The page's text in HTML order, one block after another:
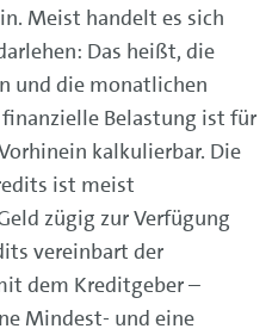
Meist handelt es sich
Das heißt, die
und die monatlichen
Belastung ist für
kalkulierbar. Die
ist meist
zügig zur Verfügung
vereinbart der
dem Kreditgeber –
Mindest- und eine